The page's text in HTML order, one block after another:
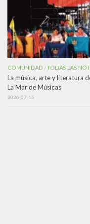
COMUNIDAD /TODAS LAS
La música, arte y literatura
La Mar de Músicas
2026-07-15